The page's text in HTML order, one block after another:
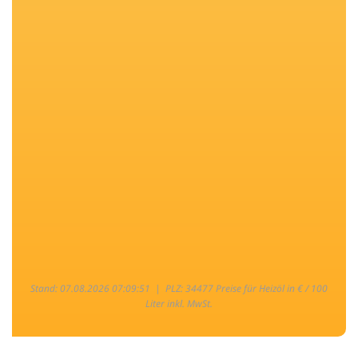
Stand: 07.08.2026 07:09:51 | PLZ: 34477 Preise für Heizöl in € / 100
Liter inkl. MwSt.